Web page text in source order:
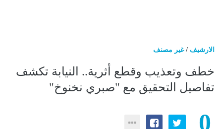
الارشيف /غير مصنف
خطف وتعذيب وقطع أثرية.. النيابة تكشف
تفاصيل التحقيق مع "صبري نخنوخ"
0